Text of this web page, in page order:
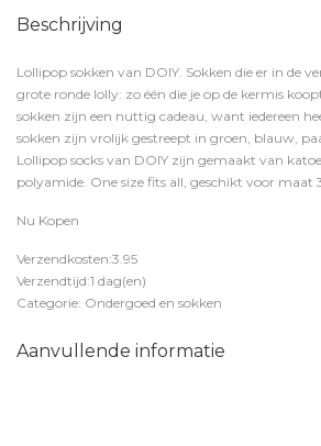
Beschrijving
Lollipop sokken van DOIY. Sokken die er in de
grote ronde lolly: zo één die je op de kermis
sokken zijn een nuttig cadeau, want iedereen
sokken zijn vrolijk gestreept in groen, blauw,
Lollipop socks van DOIY zijn gemaakt van
polyamide. One size fits all, geschikt voor maat
Nu Kopen
Verzendkosten:3.95
Verzendtijd:1 dag(en)
Categorie: Ondergoed en sokken
Aanvullende informatie